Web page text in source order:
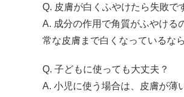
Q. 皮膚が白くふやけたら失敗で
A. 成分の作用で角質がふやける
常な皮膚まで白くなっているな
Q. 子どもに使っても大丈夫？
A. 小児に使う場合は、皮膚が薄